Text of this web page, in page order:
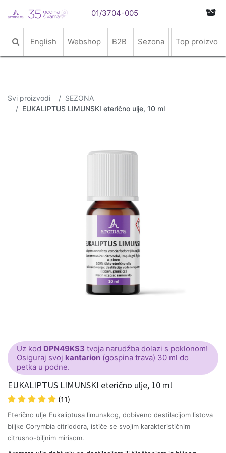
01/3704-005
English Webshop B2B Sezona Top proizvodi
Svi proizvodi
SEZONA
EUKALIPTUS LIMUNSKI eterično ulje, 10 ml
Uz kod DPN49KS3 tvoja narudžba dolazi s poklonom!
Osiguraj svoj kantarion (gospina trava) 30 ml do
petka u podne.
EUKALIPTUS LIMUNSKI eterično ulje, 10 ml
(11)
Eterično ulje Eukaliptusa limunskog, dobiveno destilacijom listova
biljke Corymbia citriodora, ističe se svojim karakterističnim
citrusno-biljnim mirisom.